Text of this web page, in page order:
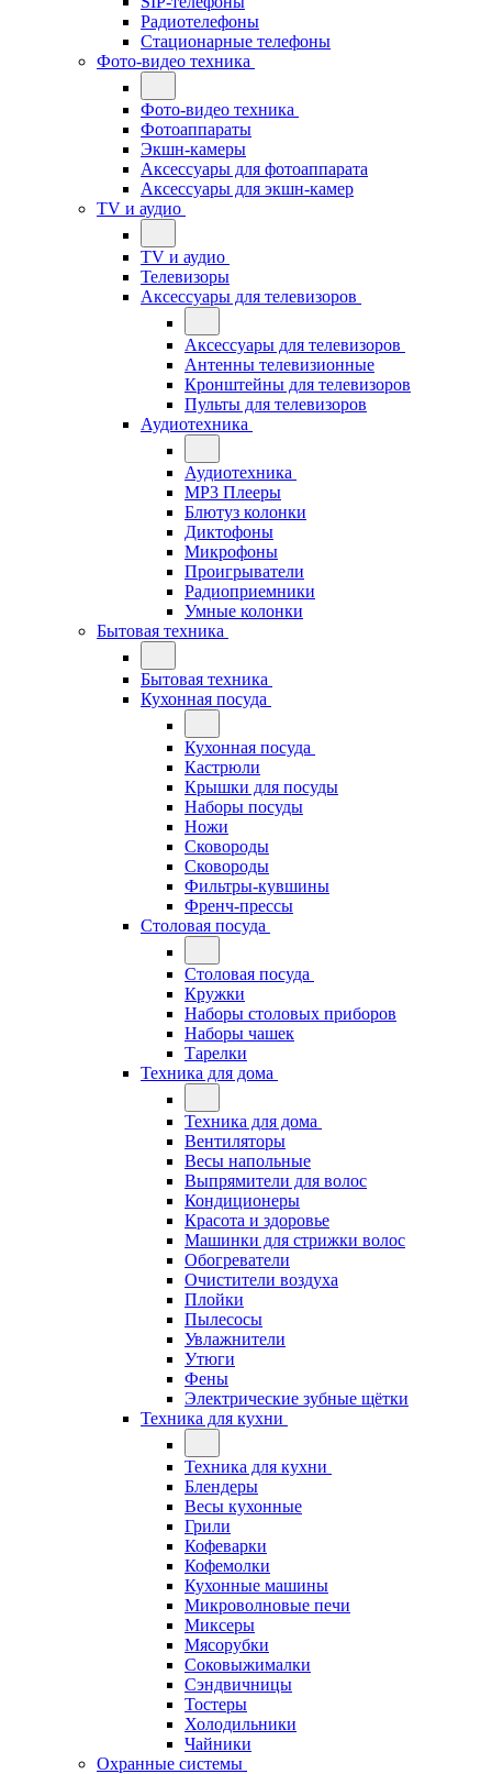
Радиотелефоны
Стационарные телефоны
Фото-видео техника
Фото-видео техника
Фотоаппараты
Экшн-камеры
Аксессуары для фотоаппарата
Аксессуары для экшн-камер
TV и аудио
TV и аудио
Телевизоры
Аксессуары для телевизоров
Аксессуары для телевизоров
Антенны телевизионные
Кронштейны для телевизоров
Пульты для телевизоров
Аудиотехника
Аудиотехника
MP3 Плееры
Блютуз колонки
Диктофоны
Микрофоны
Проигрыватели
Радиоприемники
Умные колонки
Бытовая техника
Бытовая техника
Кухонная посуда
Кухонная посуда
Кастрюли
Крышки для посуды
Наборы посуды
Ножи
Сковороды
Сковороды
Фильтры-кувшины
Френч-прессы
Столовая посуда
Столовая посуда
Кружки
Наборы столовых приборов
Наборы чашек
Тарелки
Техника для дома
Техника для дома
Вентиляторы
Весы напольные
Выпрямители для волос
Кондиционеры
Красота и здоровье
Машинки для стрижки волос
Обогреватели
Очистители воздуха
Плойки
Пылесосы
Увлажнители
Утюги
Фены
Электрические зубные щётки
Техника для кухни
Техника для кухни
Блендеры
Весы кухонные
Грили
Кофеварки
Кофемолки
Кухонные машины
Микроволновые печи
Миксеры
Мясорубки
Соковыжималки
Сэндвичницы
Тостеры
Холодильники
Чайники
Охранные системы